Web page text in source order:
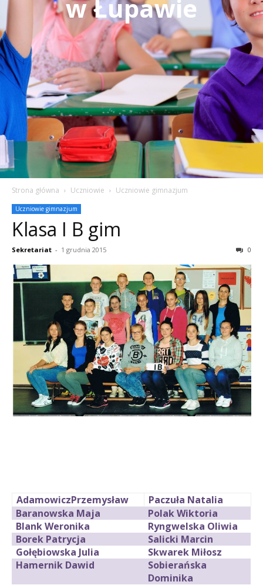
w Łupawie
Strona główna Uczniowie Uczniowie gimnazjum
Uczniowie gimnazjum
Klasa I B gim
Sekretariat - 1 grudnia 2015 0
AdamowiczPrzemysław
Paczuła Natalia
Baranowska Maja
Polak Wiktoria
Blank Weronika
Ryngwelska Oliwia
Borek Patrycja
Salicki Marcin
Gołębiowska Julia
Skwarek Miłosz
Hamernik Dawid
Sobierańska
Dominika